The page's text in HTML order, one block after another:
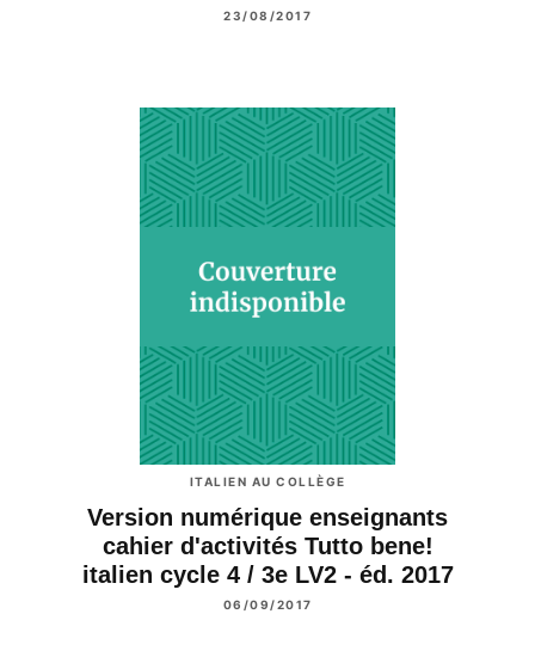
23/08/2017
ITALIEN AU COLLÈGE
Version numérique enseignants
cahier d'activités Tutto bene!
italien cycle 4 / 3e LV2 - éd. 2017
06/09/2017